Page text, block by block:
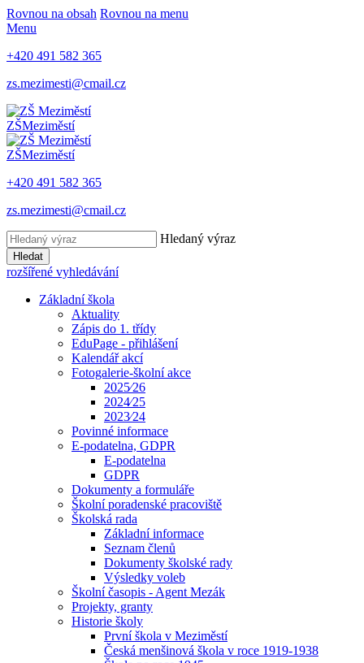
Rovnou na obsah Rovnou na menu
Menu
+420 491 582 365
zs.mezimesti@cmail.cz
ZŠMeziměstí
ZŠMeziměstí
+420 491 582 365
zs.mezimesti@cmail.cz
Hledaný výraz
Hledat
rozšířené vyhledávání
Základní škola
Aktuality
Zápis do 1. třídy
EduPage - přihlášení
Kalendář akcí
Fotogalerie-školní akce
2025⁄26
2024⁄25
2023⁄24
Povinné informace
E-podatelna, GDPR
E-podatelna
GDPR
Dokumenty a formuláře
Školní poradenské pracoviště
Školská rada
Základní informace
Seznam členů
Dokumenty školské rady
Výsledky voleb
Školní časopis - Agent Mezák
Projekty, granty
Historie školy
První škola v Meziměstí
Česká menšinová škola v roce 1919-1938